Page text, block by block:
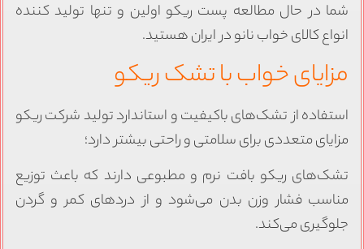
در حال مطالعه پست ریکو اولین و تنها تولید کننده
کالای خواب نانو در ایران هستید.
خواب با تشک ریکو
از تشک‌های باکیفیت و استاندارد تولید شرکت ریکو
متعددی برای سلامتی و راحتی بیشتر دارد؛
ریکو بافت نرم و مطبوعی دارند که باعث توزیع
فشار وزن بدن می‌شود و از دردهای کمر و گردن
می‌کند.